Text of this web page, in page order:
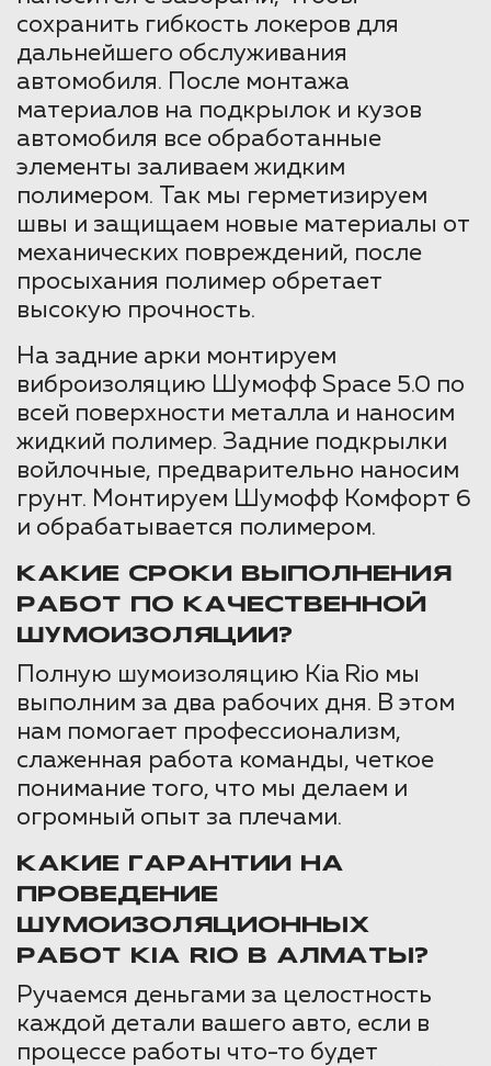
сохранить гибкость локеров для
дальнейшего обслуживания
автомобиля. После монтажа
материалов на подкрылок и кузов
автомобиля все обработанные
элементы заливаем жидким
полимером. Так мы герметизируем
швы и защищаем новые материалы от
механических повреждений, после
просыхания полимер обретает
высокую прочность.
На задние арки монтируем
виброизоляцию Шумофф Space 5.0 по
всей поверхности металла и наносим
жидкий полимер. Задние подкрылки
войлочные, предварительно наносим
грунт. Монтируем Шумофф Комфорт 6
и обрабатывается полимером.
КАКИЕ СРОКИ ВЫПОЛНЕНИЯ
РАБОТ ПО КАЧЕСТВЕННОЙ
ШУМОИЗОЛЯЦИИ?
Полную шумоизоляцию Kia Rio мы
выполним за два рабочих дня. В этом
нам помогает профессионализм,
слаженная работа команды, четкое
понимание того, что мы делаем и
огромный опыт за плечами.
КАКИЕ ГАРАНТИИ НА
ПРОВЕДЕНИЕ
ШУМОИЗОЛЯЦИОННЫХ
РАБОТ KIA RIO В АЛМАТЫ?
Ручаемся деньгами за целостность
каждой детали вашего авто, если в
процессе работы что-то будет